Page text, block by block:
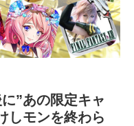
”あの限定キャ
しモンを終わら